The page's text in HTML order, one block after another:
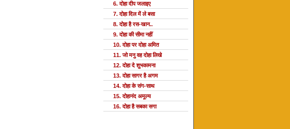
6. दोहा दीप जलाइए
7. दोहा दिल में ले बसा
8. दोहा है रस-खान..
9. दोहा की सीमा नहीं
10. दोहा पर दोहा अमित
11. जो मनु वह दोहा लिखे
12. दोहा दे शुभकामना
13. दोहा सागर है अगम
14. दोहा के संग-साथ
15. दोहानंद अमूल्य
16. दोहा है सबका सगा